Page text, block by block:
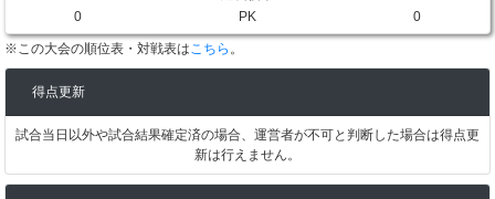
0
PK 0
※この大会の順位表・対戦表はこちら 。
得点更新
試合当日以外や試合結果確定済の場合、運営者が不可と判断した場合は得点更
新は行えません。